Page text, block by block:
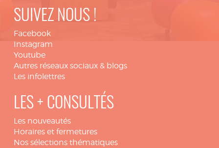
SUIVEZ NOUS !
Facebook
Instagram
Youtube
Autres réseaux sociaux & blogs
Les infolettres
LES + CONSULTÉS
Les nouveautés
Horaires et fermetures
Nos sélections thématiques